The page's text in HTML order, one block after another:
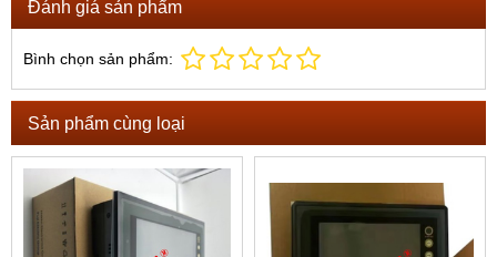
Đánh giá sản phẩm
Bình chọn sản phẩm:
Sản phẩm cùng loại